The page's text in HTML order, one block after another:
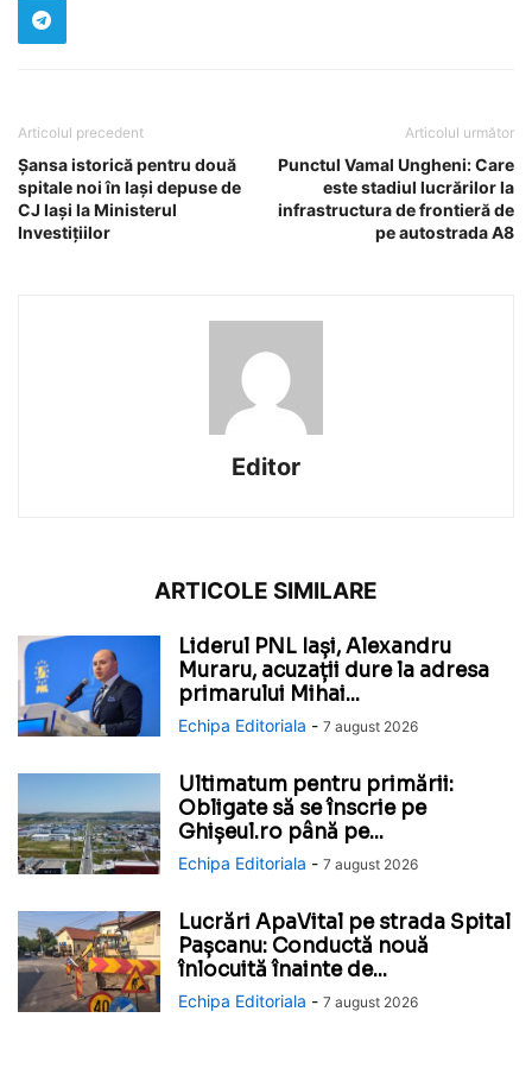
Articolul precedent
Șansa istorică pentru două
spitale noi în Iași depuse de
CJ Iași la Ministerul
Investițiilor
Articolul următor
Punctul Vamal Ungheni: Care
este stadiul lucrărilor la
infrastructura de frontieră de
pe autostrada A8
Editor
ARTICOLE SIMILARE
Liderul PNL Iași, Alexandru
Muraru, acuzații dure la adresa
primarului Mihai...
Echipa Editoriala - 7 august 2026
Ultimatum pentru primării:
Obligate să se înscrie pe
Ghișeul.ro până pe...
Echipa Editoriala - 7 august 2026
Lucrări ApaVital pe strada Spital
Pașcanu: Conductă nouă
înlocuită înainte de...
Echipa Editoriala - 7 august 2026